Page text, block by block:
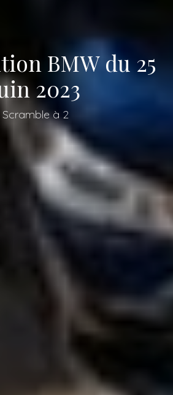
BMW du 25
2023
Scramble à 2